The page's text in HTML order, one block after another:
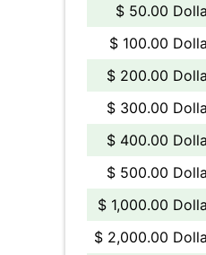
$ 50.00
$ 100.00
$ 200.00
$ 300.00
$ 400.00
$ 500.00
$ 1,000.00
$ 2,000.00